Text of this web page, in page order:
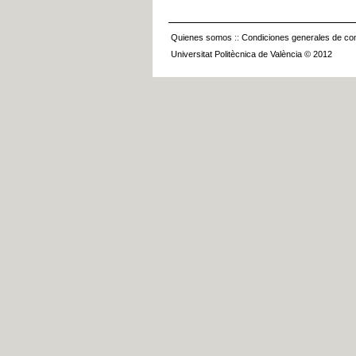
Quienes somos :: Condiciones generales de
Universitat Politècnica de València © 2012